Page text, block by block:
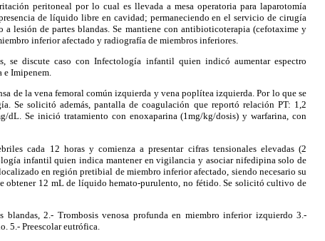
peritoneal por lo cual es llevada a mesa operatoria para laparotomía
de líquido libre en cavidad; permaneciendo en el servicio de cirugía
lesión de partes blandas. Se mantiene con antibioticoterapia (cefotaxime y
inferior afectado y radiografía de miembros inferiores.
se discute caso con Infectología infantil quien indicó aumentar espectro
e Imipenem.
de la vena femoral común izquierda y vena poplítea izquierda. Por lo que se
Se solicitó además, pantalla de coagulación que reportó relación PT: 1,2
dL. Se inició tratamiento con enoxaparina (1mg/kg/dosis) y warfarina, con
cada 12 horas y comienza a presentar cifras tensionales elevadas (2
infantil quien indica mantener en vigilancia y asociar nifedipina solo de
en región pretibial de miembro inferior afectado, siendo necesario su
obtener 12 mL de líquido hemato-purulento, no fétido. Se solicitó cultivo de
blandas, 2.- Trombosis venosa profunda en miembro inferior izquierdo 3.-
5.- Preescolar eutrófica.